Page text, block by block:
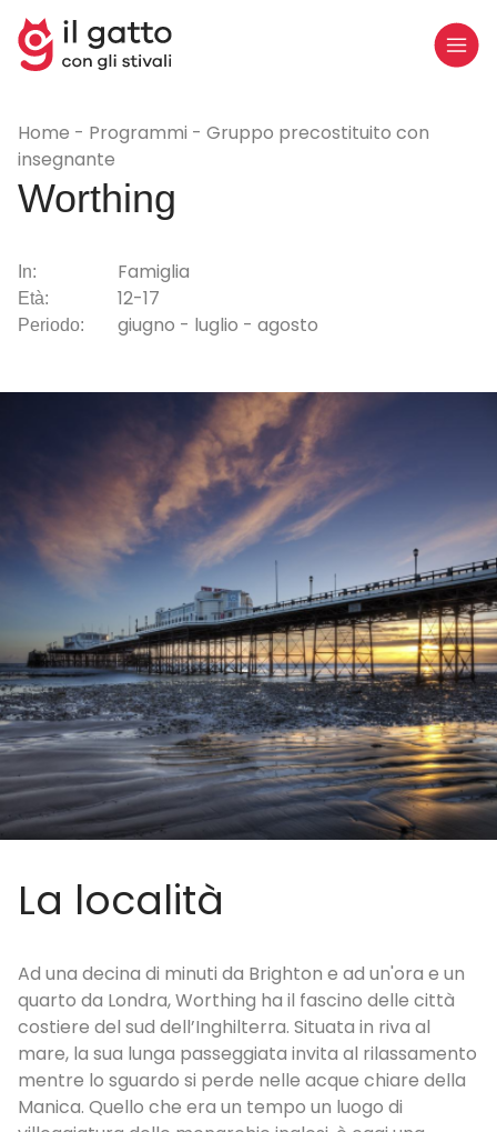
Home Programmi
Gruppo precostituito con
insegnante
Worthing
In: Famiglia
Età: 12-17
Periodo: giugno - luglio - agosto
La località
Ad una decina di minuti da Brighton e ad un'ora e un
quarto da Londra, Worthing ha il fascino delle città
costiere del sud dell’Inghilterra. Situata in riva al
mare, la sua lunga passeggiata invita al rilassamento
mentre lo sguardo si perde nelle acque chiare della
Manica. Quello che era un tempo un luogo di